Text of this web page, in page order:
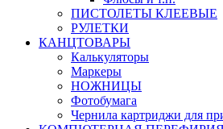
ПИСТОЛЕТЫ КЛЕЕВЫЕ
РУЛЕТКИ
КАНЦТОВАРЫ
Калькуляторы
Маркеры
НОЖНИЦЫ
Фотобумага
Чернила картриджи для